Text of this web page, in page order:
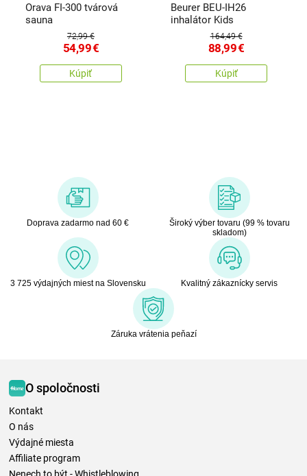
Orava FI-300 tvárová
sauna
72,99 €
54,99€
Kúpiť
Beurer BEU-IH26
inhalátor Kids
164,49 €
88,99€
Kúpiť
Doprava zadarmo nad 60 €
Široký výber tovaru (99 % tovaru
skladom)
3 725 výdajných miest na Slovensku Kvalitný zákaznícky servis
Záruka vrátenia peňazí
O spoločnosti
Kontakt
O nás
Výdajné miesta
Affiliate program